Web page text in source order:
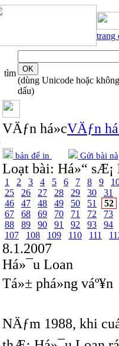
trang
tìm
(dùng Unicode hoặc không
dấu)
VÄƒn há»cVÄƒn
bản để in Gửi bài
Loạt bài: Há»“ sÆ¡
1 2 3 4 5 6 7 8 9
25
26 27 28 29 30
31
46
47 48 49 50 51
52
67
68 69 70 71 72
73
88
89 90 91 92 93
94
107
108 109 110 111
8.1.2007
Há»¯u Loan
Tá»± phá»ng váº¥n
NÄƒm 1988, khi